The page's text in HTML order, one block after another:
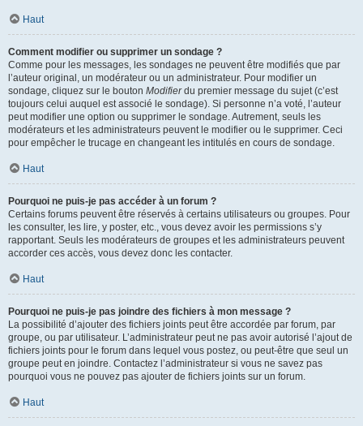
Haut
Comment modifier ou supprimer un sondage ?
Comme pour les messages, les sondages ne peuvent être modifiés que par
l’auteur original, un modérateur ou un administrateur. Pour modifier un
sondage, cliquez sur le bouton Modifierdu premier message du sujet (c’est
toujours celui auquel est associé le sondage). Si personne n’a voté, l’auteur
peut modifier une option ou supprimer le sondage. Autrement, seuls les
modérateurs et les administrateurs peuvent le modifier ou le supprimer. Ceci
pour empêcher le trucage en changeant les intitulés en cours de sondage.
Haut
Pourquoi ne puis-je pas accéder à un forum ?
Certains forums peuvent être réservés à certains utilisateurs ou groupes. Pour
les consulter, les lire, y poster, etc., vous devez avoir les permissions s’y
rapportant. Seuls les modérateurs de groupes et les administrateurs peuvent
accorder ces accès, vous devez donc les contacter.
Haut
Pourquoi ne puis-je pas joindre des fichiers à mon message ?
La possibilité d’ajouter des fichiers joints peut être accordée par forum, par
groupe, ou par utilisateur. L’administrateur peut ne pas avoir autorisé l’ajout de
fichiers joints pour le forum dans lequel vous postez, ou peut-être que seul un
groupe peut en joindre. Contactez l’administrateur si vous ne savez pas
pourquoi vous ne pouvez pas ajouter de fichiers joints sur un forum.
Haut